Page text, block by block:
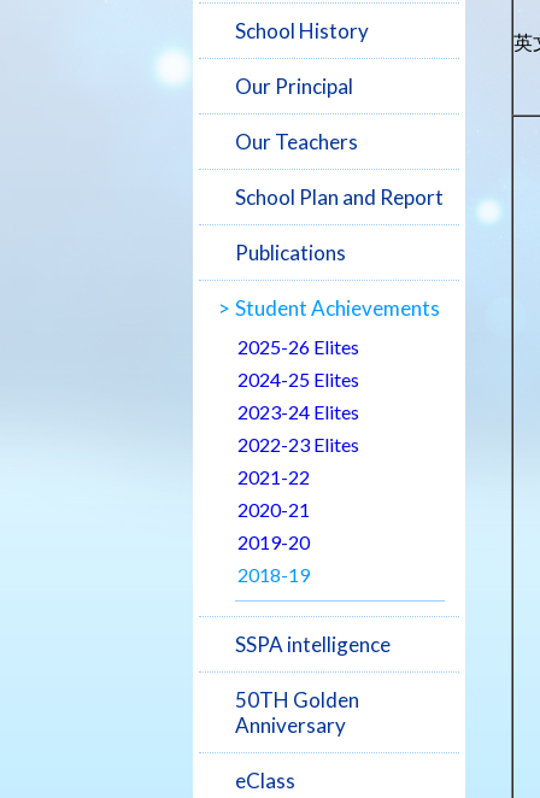
School History
Our Principal
Our Teachers
School Plan and Report
Publications
Student Achievements
2025-26 Elites
2024-25 Elites
2023-24 Elites
2022-23 Elites
2021-22
2020-21
2019-20
2018-19
SSPA intelligence
50TH Golden
Anniversary
eClass
英